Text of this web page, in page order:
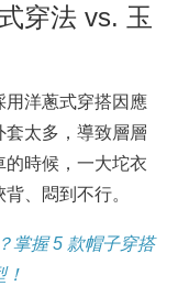
穿法 vs. 玉
用洋蔥式穿搭因應
太多，導致層層
的時候，一大坨衣
、悶到不行。
掌握 5 款帽子穿搭